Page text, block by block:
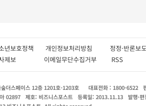
년보호정책 개인정보처리방침 정정·반론보
사제보 이메일무단수집거부 RSS
더스페이스 12층 1201호-1203호 대표전화 : 1800-6522
02897 제호: 비즈니스포스트 등록일: 2013.11.13 발행·